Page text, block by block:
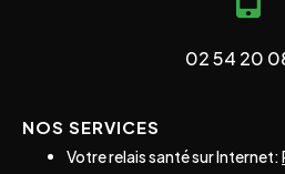
02 54 20
NOS SERVICES
Votre relais santé sur Internet: